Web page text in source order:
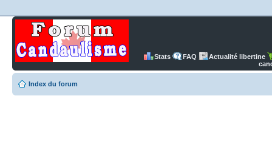
Stats FAQ
Actualité libertine
Index du forum